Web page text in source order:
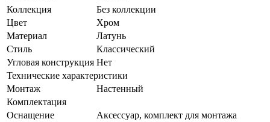
Коллекция
Без коллекции
Цвет
Хром
Материал
Латунь
Стиль
Классический
Угловая конструкция Нет
Технические характеристики
Монтаж
Настенный
Комплектация
Оснащение
Аксессуар, комплект для монтажа